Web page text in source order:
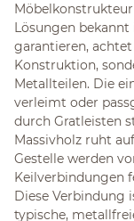
Lösungen
garantieren,
Konstruktion,
Metallteilen. Die
verleimt oder
durch Gratleisten
Massivholz ruht
Gestelle werden
Keilverbindungen
Diese Verbindung
typische,